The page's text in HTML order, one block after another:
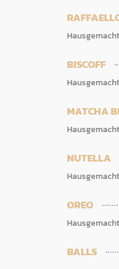
BISCOFF
MATCHA
NUTELLA
OREO
BALLS